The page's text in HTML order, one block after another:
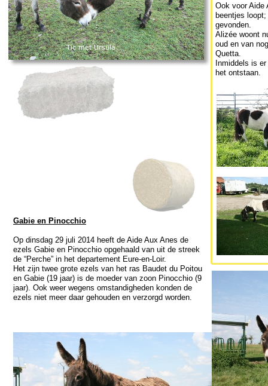
Ook voor Aide
beentjes
gevonden.
Alizée woont
oud en van
Quetta.
Inmiddels is
het ontstaan.
Gabie en Pinocchio
Op dinsdag 29 juli 2014 heeft de Aide Aux Anes de
ezels Gabie en Pinocchio opgehaald van uit de streek
de “Perche” in het departement Eure-en-Loir.
Het zijn twee grote ezels van het ras Baudet du Poitou
en Gabie (19 jaar) is de moeder van zoon Pinocchio (9
jaar). Ook weer wegens omstandigheden konden de
ezels niet meer daar gehouden en verzorgd worden.